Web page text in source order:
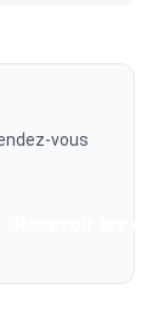
vous
Recevoir les